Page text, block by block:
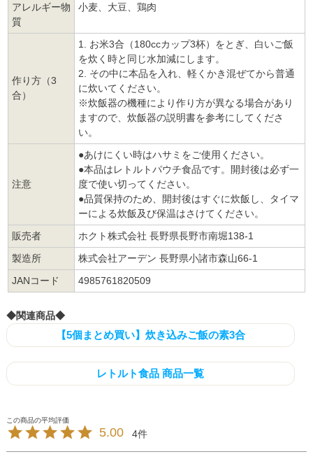
アレルギー物
質
小麦、大豆、鶏肉
作り方（3
合）
1. お米3合（180ccカップ3杯）をとぎ、白いご飯
を炊く時と同じ水加減にします。
2. その中に本品を入れ、軽くかき混ぜてから普通
に炊いてください。
※炊飯器の機種により作り方が異なる場合があり
ますので、炊飯器の説明書を参考にしてくださ
い。
注意
●あけにくい時はハサミをご使用ください。
●本品はレトルトパウチ食品です。開封後は必ず一
度で使い切ってください。
●品質保持のため、開封後はすぐに炊飯し、タイマ
ーによる炊飯及び保温はさけてください。
販売者
ホクト株式会社 長野県長野市南堀138-1
製造所
株式会社アーデン 長野県小諸市森山66-1
JANコード
4985761820509
◆関連商品◆
【5個まとめ買い】炊き込みご飯の素3合
レトルト食品 商品一覧
5.00 4